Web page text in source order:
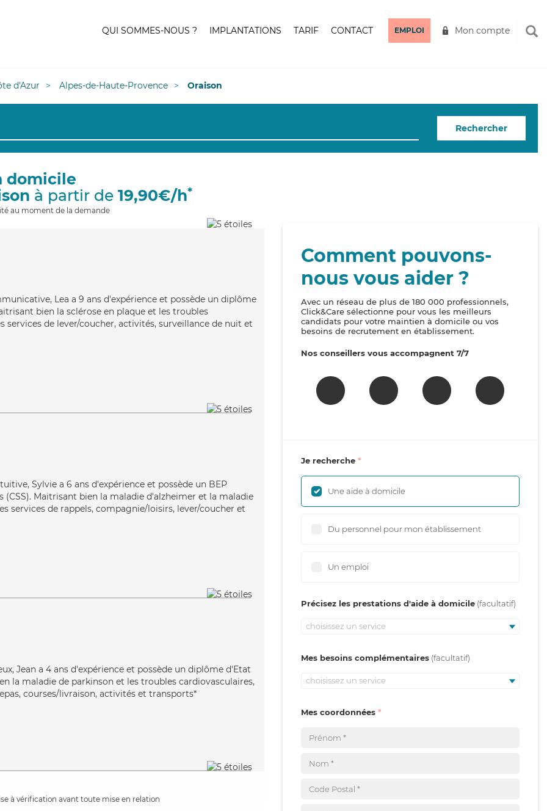
QUI SOMMES-NOUS ? IMPLANTATIONS TARIF CONTACT EMPLOI Mon compte
d'Azur Alpes-de-Haute-Provence Oraison
Rechercher
domicile
à partir de 19,90€/h*
au moment de la demande
Lea a 9 ans d'expérience et possède un diplôme
bien la sclérose en plaque et les troubles
services de lever/coucher, activités, surveillance de nuit et
Sylvie a 6 ans d'expérience et possède un BEP
(CSS). Maitrisant bien la maladie d'alzheimer et la maladie
services de rappels, compagnie/loisirs, lever/coucher et
Jean a 4 ans d'expérience et possède un diplôme d'Etat
la maladie de parkinson et les troubles cardiovasculaires,
courses/livraison, activités et transports*
à vérification avant toute mise en relation
Comment pouvons-
nous vous aider ?
Avec un réseau de plus de 180 000 professionnels,
Click&Care sélectionne pour vous les meilleurs
candidats pour votre maintien à domicile ou vos
besoins de recrutement en établissement.
Nos conseillers vous accompagnent 7/7
Je recherche
Une aide à domicile
Du personnel pour mon établissement
Un emploi
Précisez les prestations d'aide à domicile
choisissez un service
Mes besoins complémentaires
choisissez un service
Mes coordonnées